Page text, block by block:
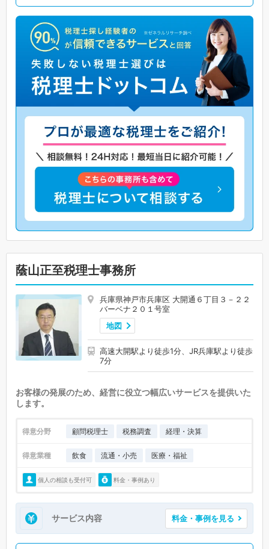
蔭山正至税理士事務所
兵庫県神戸市兵庫区 大開通６丁目３－２２
バーベナ２０１号室
地図
高速大開駅より徒歩1分、JR兵庫駅より徒歩
7分
お客様の発展のため、経営に役立つ幅広いサービスを提供いた
します。
得意分野 顧問税理士 税務調査 経理・決算
得意業種 飲食 流通・小売 医療・福祉
個人の相談も受付可 料金・事例あり
サービス内容 料金・事例を見る